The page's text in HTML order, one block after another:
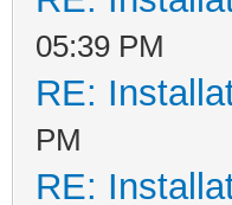
05:39 PM
RE:
PM
RE: